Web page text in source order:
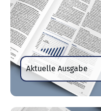
Aktuelle Ausgabe